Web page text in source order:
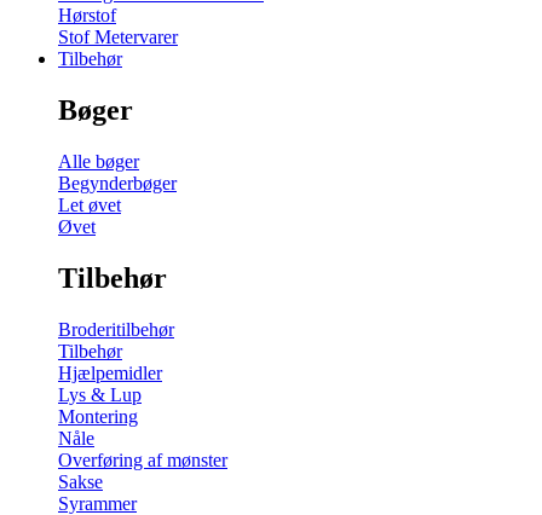
Hørstof
Stof Metervarer
Tilbehør
Bøger
Alle bøger
Begynderbøger
Let øvet
Øvet
Tilbehør
Broderitilbehør
Tilbehør
Hjælpemidler
Lys & Lup
Montering
Nåle
Overføring af mønster
Sakse
Syrammer